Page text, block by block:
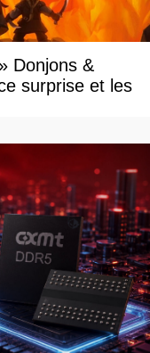
Donjons &
surprise et les